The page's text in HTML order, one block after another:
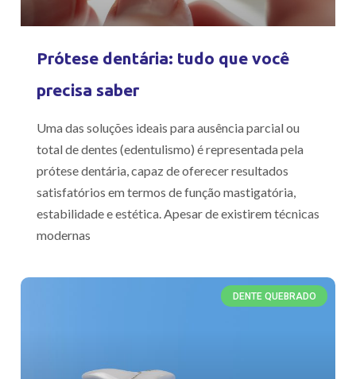
Prótese dentária: tudo que você
precisa saber
Uma das soluções ideais para ausência parcial ou
total de dentes (edentulismo) é representada pela
prótese dentária, capaz de oferecer resultados
satisfatórios em termos de função mastigatória,
estabilidade e estética. Apesar de existirem técnicas
modernas
DENTE QUEBRADO